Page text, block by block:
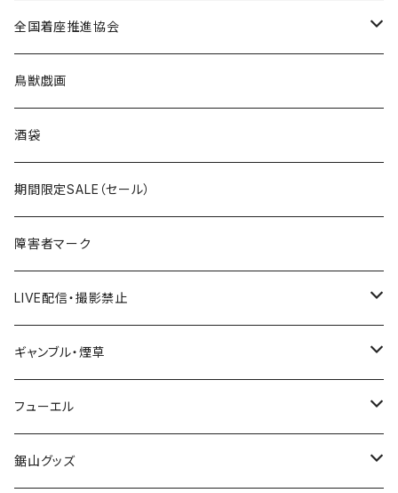
国道100～199号線
国道600～699号線
国道700～799号線
キャップ
ROUTE 0～99号線
ROUTE100～199号線
ROUTE600～699号線
ROUTE700～799号線
Tシャツ
ROUTE 0～99号線
ROUTE 100～199号線
ROUTE 600～699号線
ROUTE 700～799号線
キャップ
ROUTE 0～99号線
ROUTE 100～199号線
ROUTE 600～699号線
ROUTE 700～799号線
北海道
青森県
岩手県
宮城県
秋田県
Tシャツ
ステッカー
山形県
福島県
茨城県
栃木県
全国着座推進協会
ステッカー
鳥獣戯画
酒袋
期間限定SALE（セール）
障害者マーク
LIVE配信・撮影禁止
LIVE配信禁止
撮影禁止
ギャンブル・煙草
ホテルキーホルダー
たばこ・禁煙ステッカー
フューエル
ステッカー
鋸山グッズ